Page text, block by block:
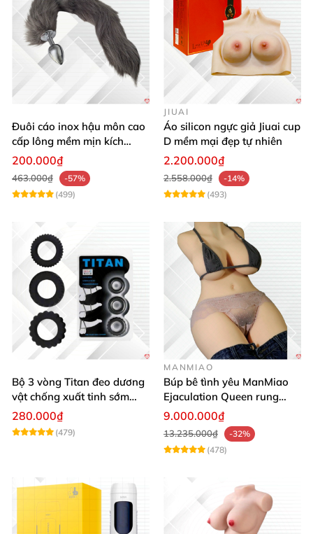
mình!
Đuôi cáo inox hậu môn cao
cấp lông mềm mịn kích
thích khoái cảm
200.000₫
463.000₫
-57%
(499)
JIUAI
Áo silicon ngực giả Jiuai cup
D mềm mại đẹp tự nhiên
2.200.000₫
2.558.000₫
-14%
(493)
Bộ 3 vòng Titan đeo dương
vật chống xuất tinh sớm
silicon y tế tăng hưng phấn
280.000₫
(479)
MANMIAO
Búp bê tình yêu ManMiao
Ejaculation Queen rung
cảm biến sưởi ấm phun
nước thông minh
9.000.000₫
13.235.000₫
-32%
(478)